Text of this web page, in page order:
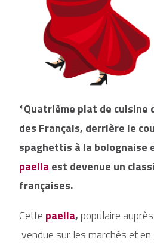
*Quatrième plat de cuisine
des Français, derrière le
spaghettis à la bolognaise
paella est devenue un
françaises.
Cette paella,populaire
vendue sur les marchés et